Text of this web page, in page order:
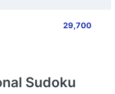
29,700
Sudoku